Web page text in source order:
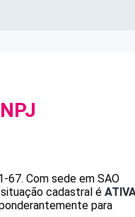
67. Com sede em SAO
cadastral é
para